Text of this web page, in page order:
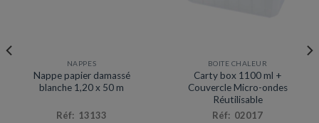
Promotion
NAPPES
Nappe papier damassé
blanche 1,20 x 50 m
Réf: 13133
BOITE CHALEUR
Carty box 1100 ml +
Couvercle Micro-ondes
Réutilisable
Réf: 02017